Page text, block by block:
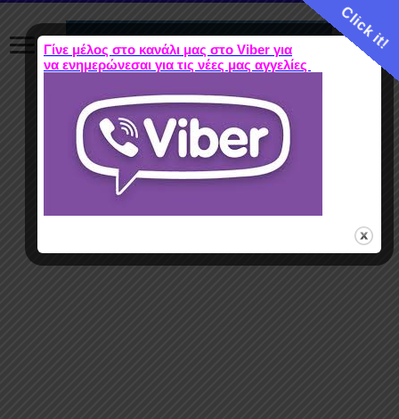
Click it!
Γίνε μέλος στο κανάλι μας στο Viber για
να ενημερώνεσαι για τις νέες μας αγγελίες